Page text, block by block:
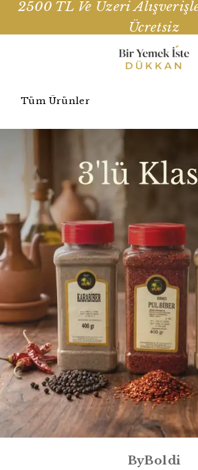
2500 TL Ve Üzeri
Ücretsiz
Tüm Ürünler
ByBoldi